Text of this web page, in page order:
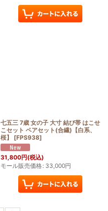
七五三 7歳 女の子 大寸 結び帯 はこせ
こセット ペアセット(合繊)【白系、
桜】
[FPS938]
31,800円(税込)
モール販売価格: 33,000円